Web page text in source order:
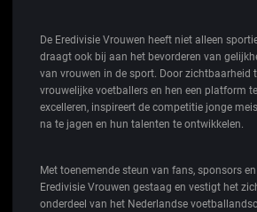
De Eredivisie Vrouwen heeft niet alleen
draagt ook bij aan het bevorderen van
van vrouwen in de sport. Door zichtbaarheid
vrouwelijke voetballers en hen een platform
excelleren, inspireert de competitie jonge
na te jagen en hun talenten te ontwikkelen.
Met toenemende steun van fans, sponsors
Eredivisie Vrouwen gestaag en vestigt het
onderdeel van het Nederlandse